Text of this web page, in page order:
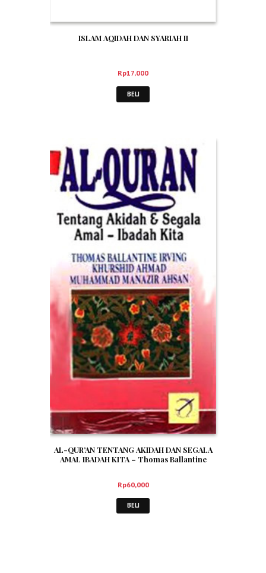
ISLAM AQIDAH DAN SYARIAH II
Rp17,000
BELI
AL-QUR’AN TENTANG AKIDAH DAN SEGALA
AMAL IBADAH KITA – Thomas Ballantine
Rp60,000
BELI